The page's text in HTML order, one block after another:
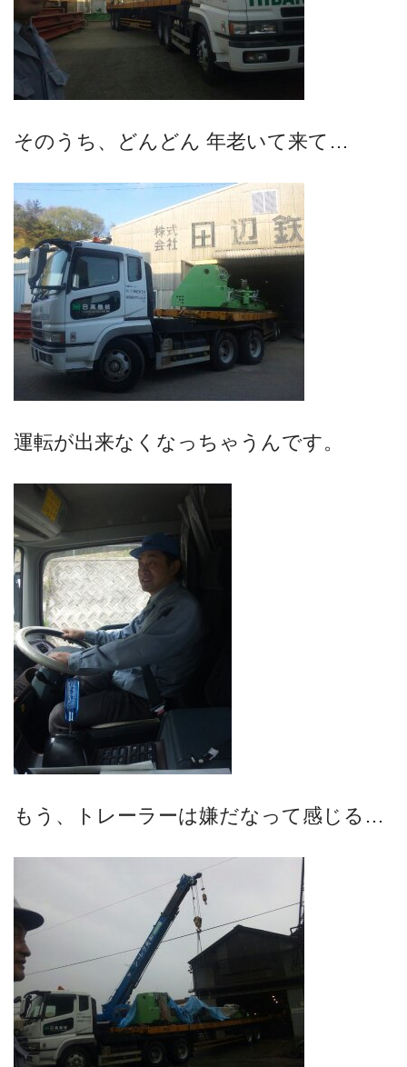
そのうち、どんどん 年老いて来て…
運転が出来なくなっちゃうんです。
もう、トレーラーは嫌だなって感じる…